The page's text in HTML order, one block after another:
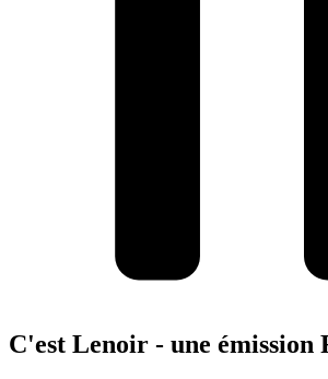
C'est Lenoir - une émission